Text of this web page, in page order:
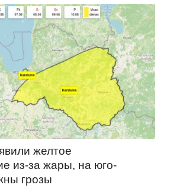
желтое
из-за жары, на юго-
грозы